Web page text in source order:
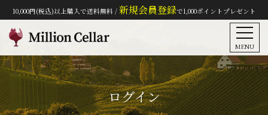
10,000円(税込)以上購入で送料無料 / 新規会員登録で1,000ポイントプレゼント
MENU
ログイン